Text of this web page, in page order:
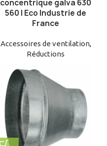
concentrique galva 630
560 | Eco Industrie de
France
Accessoires de ventilation,
Réductions